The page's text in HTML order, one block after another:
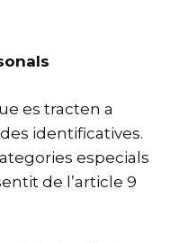
es tracten a
identificatives.
especials
de l’article 9